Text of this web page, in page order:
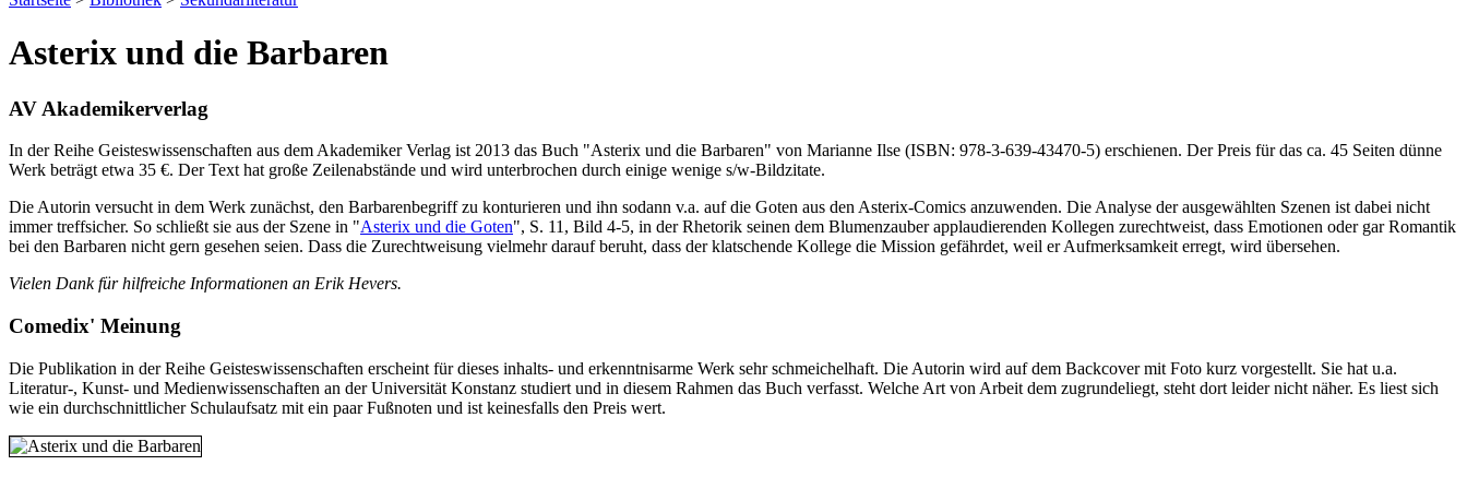
Asterix und die Barbaren
AV Akademikerverlag
In der Reihe Geisteswissenschaften aus dem Akademiker Verlag ist 2013 das Buch "Asterix und die Barbaren" von Marianne Ilse (ISBN: 978-3-639-43470-5) erschienen. Der Preis für das ca. 45 Seiten dünne
Werk beträgt etwa 35 €. Der Text hat große Zeilenabstände und wird unterbrochen durch einige wenige s/w-Bildzitate.
Die Autorin versucht in dem Werk zunächst, den Barbarenbegriff zu konturieren und ihn sodann v.a. auf die Goten aus den Asterix-Comics anzuwenden. Die Analyse der ausgewählten Szenen ist dabei nicht
immer treffsicher. So schließt sie aus der Szene in "Asterix und die Goten", S. 11, Bild 4-5, in der Rhetorik seinen dem Blumenzauber applaudierenden Kollegen zurechtweist, dass Emotionen oder gar Romantik
bei den Barbaren nicht gern gesehen seien. Dass die Zurechtweisung vielmehr darauf beruht, dass der klatschende Kollege die Mission gefährdet, weil er Aufmerksamkeit erregt, wird übersehen.
Vielen Dank für hilfreiche Informationen an Erik Hevers.
Comedix' Meinung
Die Publikation in der Reihe Geisteswissenschaften erscheint für dieses inhalts- und erkenntnisarme Werk sehr schmeichelhaft. Die Autorin wird auf dem Backcover mit Foto kurz vorgestellt. Sie hat u.a.
Literatur-, Kunst- und Medienwissenschaften an der Universität Konstanz studiert und in diesem Rahmen das Buch verfasst. Welche Art von Arbeit dem zugrundeliegt, steht dort leider nicht näher. Es liest sich
wie ein durchschnittlicher Schulaufsatz mit ein paar Fußnoten und ist keinesfalls den Preis wert.